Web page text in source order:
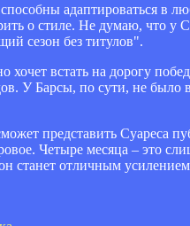
адаптироваться в
о стиле. Не думаю, что у
сезон без титулов".
хочет встать на дорогу
У Барсы, по сути, не
представить Суареса
Четыре месяца – это
станет отличным